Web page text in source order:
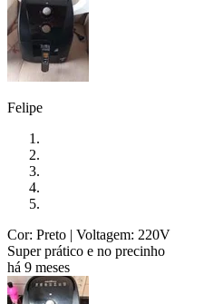
Felipe
Cor: Preto | Voltagem: 220V
Super prático e no precinho
há 9 meses